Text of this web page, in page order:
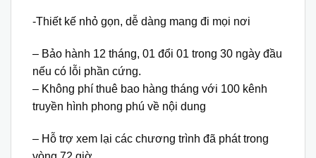
-Thiết kế nhỏ gọn, dễ dàng mang đi mọi nơi
– Bảo hành 12 tháng, 01 đổi 01 trong 30 ngày đầu
nếu có lỗi phần cứng.
– Không phí thuê bao hàng tháng với 100 kênh
truyền hình phong phú về nội dung
– Hỗ trợ xem lại các chương trình đã phát trong